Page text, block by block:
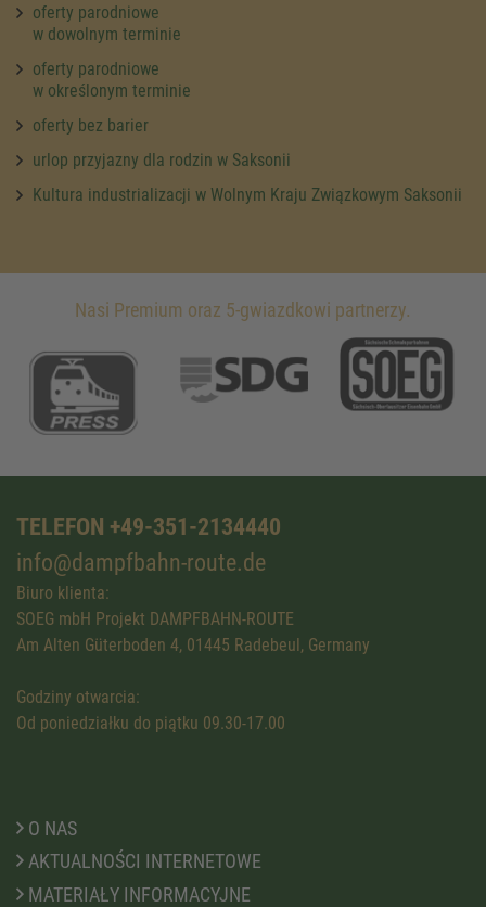
oferty parodniowe
w dowolnym terminie
oferty parodniowe
w określonym terminie
oferty bez barier
urlop przyjazny dla rodzin w Saksonii
Kultura industrializacji w Wolnym Kraju Związkowym Saksonii
Nasi Premium oraz 5-gwiazdkowi partnerzy.
TELEFON +49-351-2134440
info@dampfbahn-route.de
Biuro klienta:
SOEG mbH Projekt DAMPFBAHN-ROUTE
Am Alten Güterboden 4, 01445 Radebeul, Germany
Godziny otwarcia:
Od poniedziałku do piątku 09.30-17.00
O NAS
AKTUALNOŚCI INTERNETOWE
MATERIAŁY INFORMACYJNE